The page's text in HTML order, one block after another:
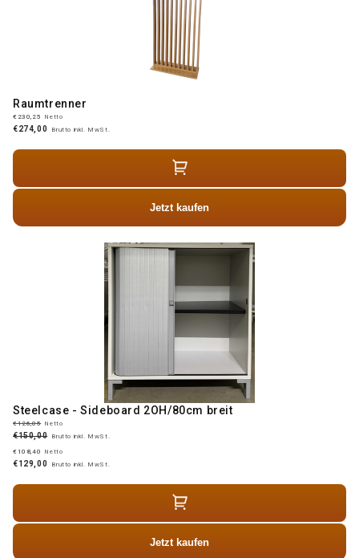
Raumtrenner
€230,25 Netto
€274,00 Brutto inkl. MwSt.
Jetzt kaufen
Steelcase - Sideboard 2OH/80cm breit
€126,05 Netto
€150,00 Brutto inkl. MwSt.
€108,40
Netto
€129,00 Brutto inkl. MwSt.
Jetzt kaufen